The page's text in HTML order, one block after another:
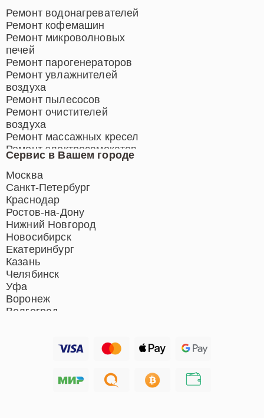
Сервис в Вашем городе
Москва
Санкт-Петербург
Краснодар
Ростов-на-Дону
Нижний Новгород
Новосибирск
Екатеринбург
Казань
Челябинск
Уфа
Воронеж
Волгоград
Хабаровск
Ремонт водонагревателей
Ремонт кофемашин
Ремонт микроволновых
печей
Ремонт парогенераторов
Ремонт увлажнителей
воздуха
Ремонт пылесосов
Ремонт очистителей
воздуха
Ремонт массажных кресел
Ремонт электросамокатов
Ремонт индукционных плит
Ремонт роботов-пылесосов
Ремонт гладильных систем
Ремонт отпаривателей
Ремонт вертикальных
пылесосов